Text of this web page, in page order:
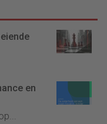
en